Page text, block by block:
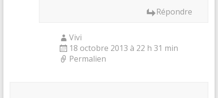
Répondre
Vivi
18 octobre 2013 à 22 h 31 min
Permalien